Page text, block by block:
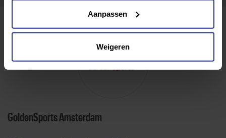
Aanpassen
Weigeren
GoldenSports Amsterdam